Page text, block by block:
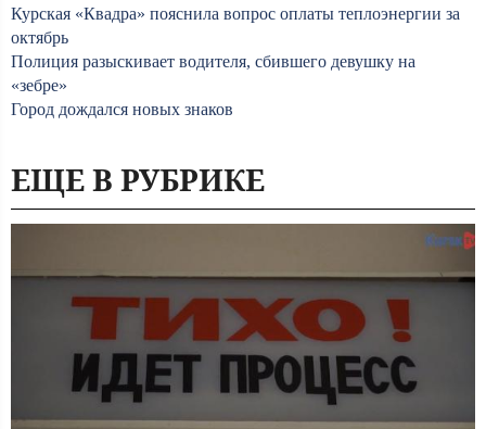
Курская «Квадра» пояснила вопрос оплаты теплоэнергии за
октябрь
Полиция разыскивает водителя, сбившего девушку на
«зебре»
Город дождался новых знаков
ЕЩЕ В РУБРИКЕ